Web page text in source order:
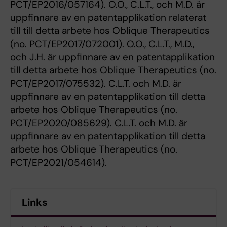
PCT/EP2016/057164). O.O., C.L.T., och M.D. är
uppfinnare av en patentapplikation relaterat
till till detta arbete hos Oblique Therapeutics
(no. PCT/EP2017/072001). O.O., C.L.T., M.D.,
och J.H. är uppfinnare av en patentapplikation
till detta arbete hos Oblique Therapeutics (no.
PCT/EP2017/075532). C.L.T. och M.D. är
uppfinnare av en patentapplikation till detta
arbete hos Oblique Therapeutics (no.
PCT/EP2020/085629). C.L.T. och M.D. är
uppfinnare av en patentapplikation till detta
arbete hos Oblique Therapeutics (no.
PCT/EP2021/054614).
Links